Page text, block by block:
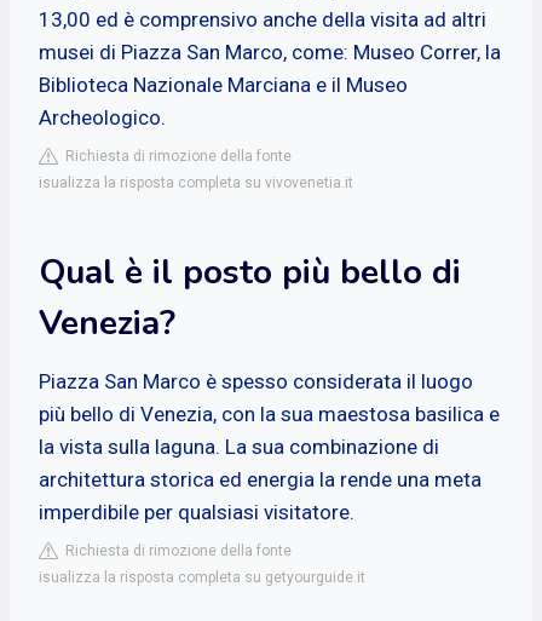
13,00 ed è comprensivo anche della visita ad altri
musei di Piazza San Marco, come: Museo Correr, la
Biblioteca Nazionale Marciana e il Museo
Archeologico.
Richiesta di rimozione della fonte
isualizza la risposta completa su vivovenetia.it
Qual è il posto più bello di
Venezia?
Piazza San Marco è spesso considerata il luogo
più bello di Venezia, con la sua maestosa basilica e
la vista sulla laguna. La sua combinazione di
architettura storica ed energia la rende una meta
imperdibile per qualsiasi visitatore.
Richiesta di rimozione della fonte
isualizza la risposta completa su getyourguide.it